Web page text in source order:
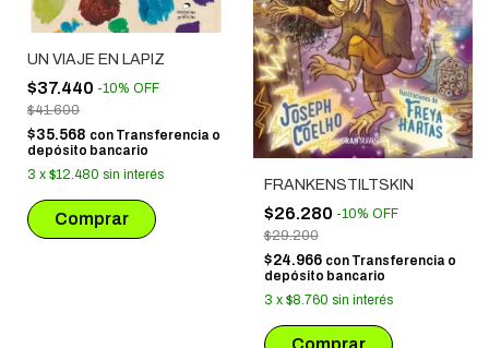
UN VIAJE EN LAPIZ
$37.440 -10% OFF
$41.600
$35.568 con Transferencia o
depósito bancario
3 x $12.480 sin interés
FRANKENSTILTSKIN
$26.280 -10% OFF
$29.200
$24.966 con Transferencia o
depósito bancario
3 x $8.760 sin interés